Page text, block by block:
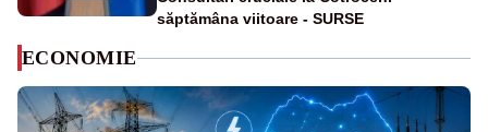
săptămâna viitoare - SURSE
ECONOMIE